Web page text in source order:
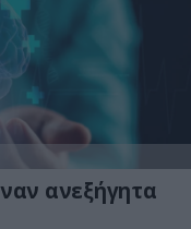
ανεξήγητα